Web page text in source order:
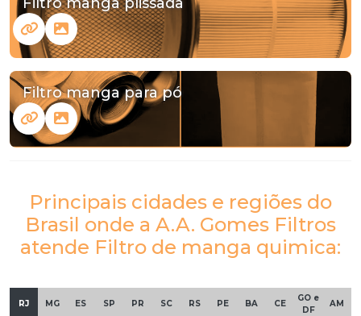
Filtro manga para pó
Principais cidades e regiões do
Brasil onde a A.A. Gomes Filtros
atende Filtro de manga quimica:
RJ MG ES SP PR SC RS PE BA CE
GO e
DF
AM